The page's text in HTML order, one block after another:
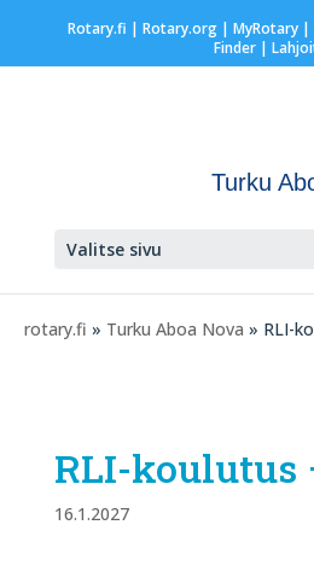
Rotary.fi | Rotary.org| MyRotary |
Finder|
Turku
Valitse sivu
rotary.fi » Turku Aboa Nova » RLI-
RLI-koulutus
16.1.2027